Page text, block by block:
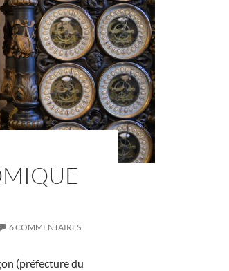
6 COMMENTAIRES
(préfecture du